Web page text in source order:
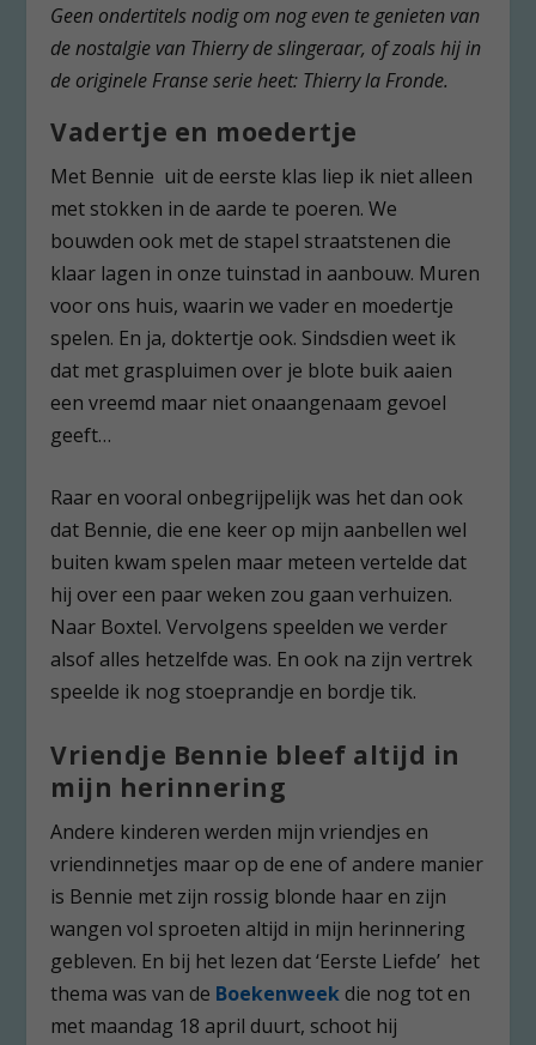
Geen ondertitels nodig om nog even te genieten van
de nostalgie van Thierry de slingeraar, of zoals hij in
de originele Franse serie heet: Thierry la Fronde.
Vadertje en moedertje
Met Bennie uit de eerste klas liep ik niet alleen
met stokken in de aarde te poeren. We
bouwden ook met de stapel straatstenen die
klaar lagen in onze tuinstad in aanbouw. Muren
voor ons huis, waarin we vader en moedertje
spelen. En ja, doktertje ook. Sindsdien weet ik
dat met graspluimen over je blote buik aaien
een vreemd maar niet onaangenaam gevoel
geeft…
Raar en vooral onbegrijpelijk was het dan ook
dat Bennie, die ene keer op mijn aanbellen wel
buiten kwam spelen maar meteen vertelde dat
hij over een paar weken zou gaan verhuizen.
Naar Boxtel. Vervolgens speelden we verder
alsof alles hetzelfde was. En ook na zijn vertrek
speelde ik nog stoeprandje en bordje tik.
Vriendje Bennie bleef altijd in
mijn herinnering
Andere kinderen werden mijn vriendjes en
vriendinnetjes maar op de ene of andere manier
is Bennie met zijn rossig blonde haar en zijn
wangen vol sproeten altijd in mijn herinnering
gebleven. En bij het lezen dat ‘Eerste Liefde’ het
thema was van de Boekenweek die nog tot en
met maandag 18 april duurt, schoot hij